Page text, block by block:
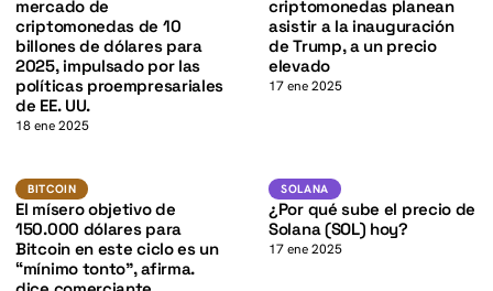
mercado de
criptomonedas de 10
billones de dólares para
2025, impulsado por las
políticas proempresariales
de EE. UU.
18 ene 2025
criptomonedas planean
asistir a la inauguración
de Trump, a un precio
elevado
17 ene 2025
BITCOIN K
BITCOIN
El mísero objetivo de
150.000 dólares para
Bitcoin en este ciclo es un
“mínimo tonto”, afirma.
SOLANA SOL
SOLANA
¿Por qué sube el precio de
Solana (SOL) hoy?
17 ene 2025